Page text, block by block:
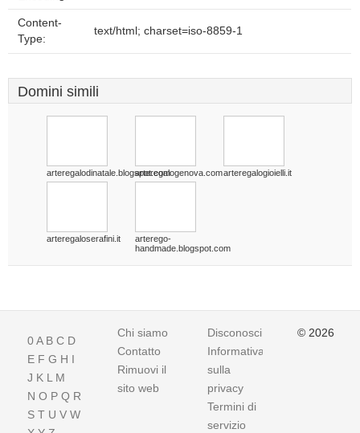
Content-
Type:
text/html; charset=iso-8859-1
Domini simili
arteregalodinatale.blogspot.comarteregalogenova.comarteregalogioielli.it
arteregaloserafini.it
arterego-
handmade.blogspot.com
0A B C D
E F G H I
J K L M
N O P Q R
S T U V W
Chi siamo
Contatto
Rimuovi il
sito web
Disconoscimento
Informativa
sulla
privacy
Termini di
servizio
© 2026